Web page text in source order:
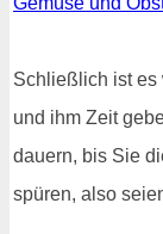
Schließlich ist es
und ihm Zeit
dauern, bis Sie
spüren, also